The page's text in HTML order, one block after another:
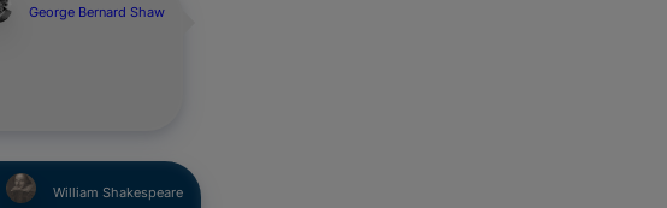
George Bernard Shaw
William Shakespeare